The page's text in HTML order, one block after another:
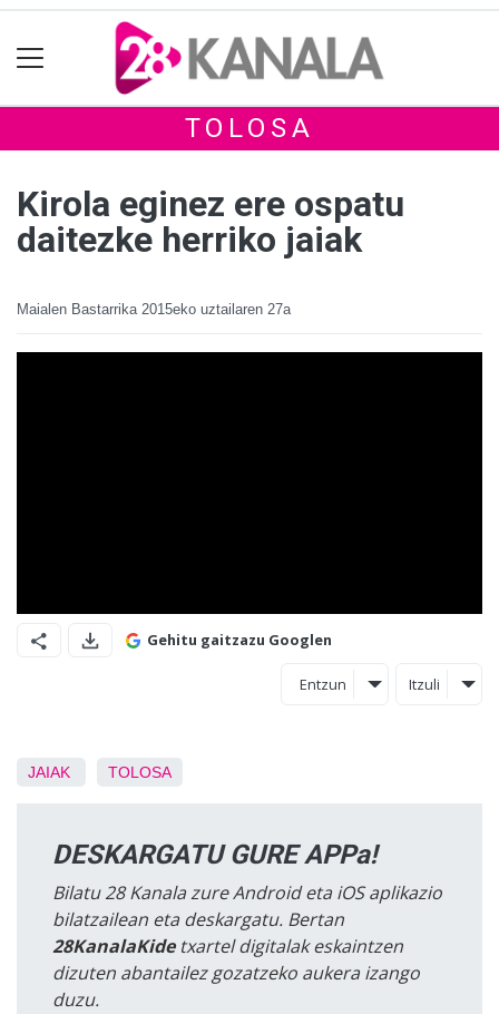
TOLOSA
Kirola eginez ere ospatu
daitezke herriko jaiak
Maialen Bastarrika 2015eko uztailaren 27a
Gehitu gaitzazu Googlen
Entzun Itzuli
JAIAK TOLOSA
DESKARGATU GURE APPa!
Bilatu 28 Kanala zure Android eta iOS aplikazio
bilatzailean eta deskargatu. Bertan
28KanalaKidetxartel digitalak eskaintzen
dizuten abantailez gozatzeko aukera izango
duzu.